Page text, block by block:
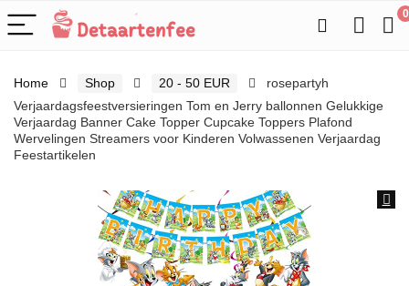
0
Home Shop 20 - 50 EUR
rosepartyh
Verjaardagsfeestversieringen Tom en Jerry ballonnen Gelukkige
Verjaardag Banner Cake Topper Cupcake Toppers Plafond
Wervelingen Streamers voor Kinderen Volwassenen Verjaardag
Feestartikelen